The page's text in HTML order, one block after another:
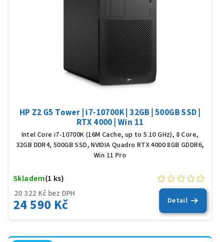
HP Z2 G5 Tower | i7-10700K | 32GB | 500GB SSD |
RTX 4000 | Win 11
Intel Core i7-10700K (16M Cache, up to 5.10 GHz), 8 Core,
32GB DDR4, 500GB SSD, NVIDIA Quadro RTX 4000 8GB GDDR6,
Win 11 Pro
20 322 Kč bez DPH
24 590 Kč
Skladem(1 ks)
Detail